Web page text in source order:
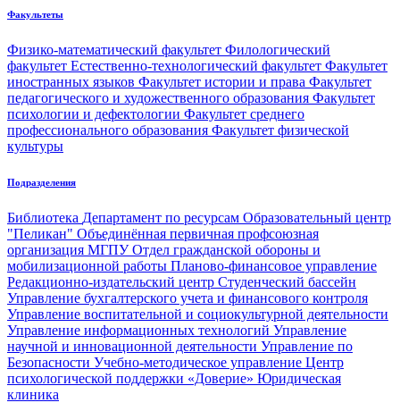
Факультеты
Физико-математический факультет Филологический
факультет Естественно-технологический факультет Факультет
иностранных языков Факультет истории и права Факультет
педагогического и художественного образования Факультет
психологии и дефектологии Факультет среднего
профессионального образования Факультет физической
культуры
Подразделения
Библиотека Департамент по ресурсам Образовательный центр
"Пеликан" Объединённая первичная профсоюзная
организация МГПУОтдел гражданской обороны и
мобилизационной работы Планово-финансовое управление
Редакционно-издательский центр Студенческий бассейн
Управление бухгалтерского учета и финансового контроля
Управление воспитательной и социокультурной деятельности
Управление информационных технологий Управление
научной и инновационной деятельности Управление по
Безопасности Учебно-методическое управление Центр
психологической поддержки «Доверие» Юридическая
клиника